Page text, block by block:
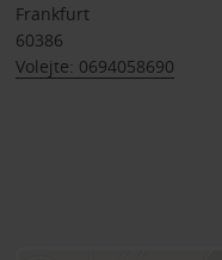
Frankfurt
60386
Volejte: 0694058690